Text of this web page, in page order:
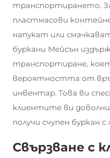
транспортирането.
пластмасови
напукат или
буркани Мейсън
транспортиране,
вероятността от
инвентар. Това ви
клиентите ви доволни
получи счупен буркан
Свързване с